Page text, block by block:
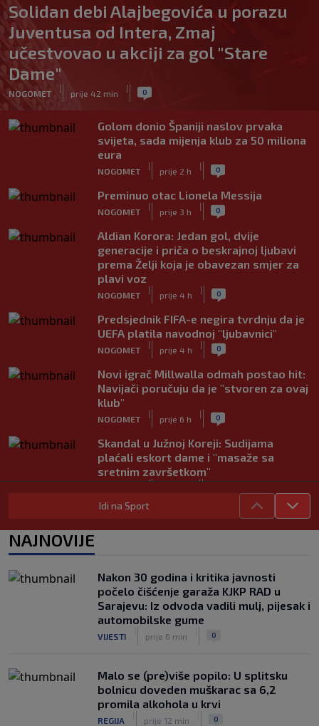
Solidan debi Alajbegovića u porazu
Juventusa od Intera, Zmaj
učestvovao u akciji za gol "Stare
Dame"
NOGOMET
|
prije 42 min
| 0
Golom donio Španiji naslov prvaka
svijeta, sada mijenja klub za 50 miliona
eura
NOGOMET
|
prije 2 h
| 0
Preminuo otac Lionela Messija
NOGOMET
|
prije 3 h
| 0
Aldian Korora: Jedan gol, dvije
generacije i priča o beskrajnoj ljubavi
prema Želji koja je obavezan smjer za
plavi voz
NOGOMET
|
prije 4 h
| 0
Predsjednik FIFA-e negira tvrdnju da je
UEFA platila navodnoj "ljubavnici"
NOGOMET
|
prije 4 h
| 0
Novi igrač Millwalla odmah postao hit:
Navijači poručuju da je "stvoren za ovaj
klub"
NOGOMET
|
prije 6 h
| 0
Skandal u Južnoj Koreji: Sudijama
plaćali eskort dame i "masaže sa
sretnim završetkom"
| |
Barcelona poslala prvu ponudu za
Dalić će postati najskuplji hrvatski
trener u historiji i jedan od najplaćenijih
selektora svijeta
NOGOMET
|
prije 8 h
|
Idi na Sport
NAJNOVIJE
Nakon 30 godina i kritika javnosti
počelo čišćenje garaža KJKP RAD u
Sarajevu: Iz odvoda vadili mulj, pijesak i
automobilske gume
VIJESTI prije 6 min 0
Malo se (pre)više popilo: U splitsku
bolnicu doveden muškarac sa 6,2
promila alkohola u krvi
REGIJA prije 12 min 0